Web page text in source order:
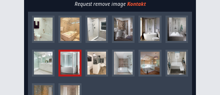
Request remove image Kontakt